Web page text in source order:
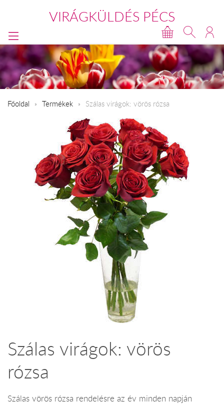
VIRÁGKÜLDÉS PÉCS
Főoldal Termékek Szálas virágok: vörös rózsa
Szálas virágok: vörös
rózsa
Szálas vörös rózsa rendelésre az év minden napján